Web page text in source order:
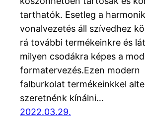
tarthatók. Esetleg a
vonalvezetés áll szívedhez
rá további termékeinkre és
milyen csodákra képes a
formatervezés.Ezen modern
falburkolat termékeinkkel
szeretnénk kínálni…
2022.03.29.